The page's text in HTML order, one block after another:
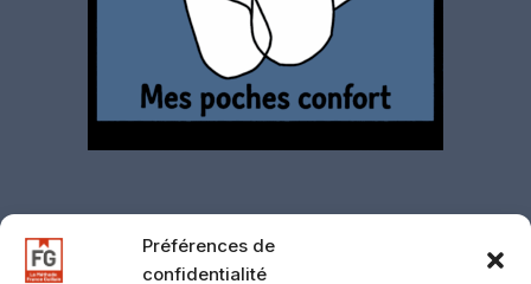
Préférences de
confidentialité